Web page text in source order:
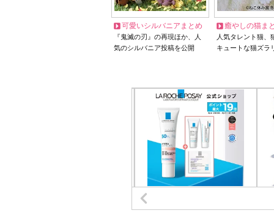
可愛いシルバニアまとめ
『鬼滅の刃』の再現ほか、人
気のシルバニア投稿を公開
癒やしの猫ま
人気タレント猫
キュートな猫ズラ